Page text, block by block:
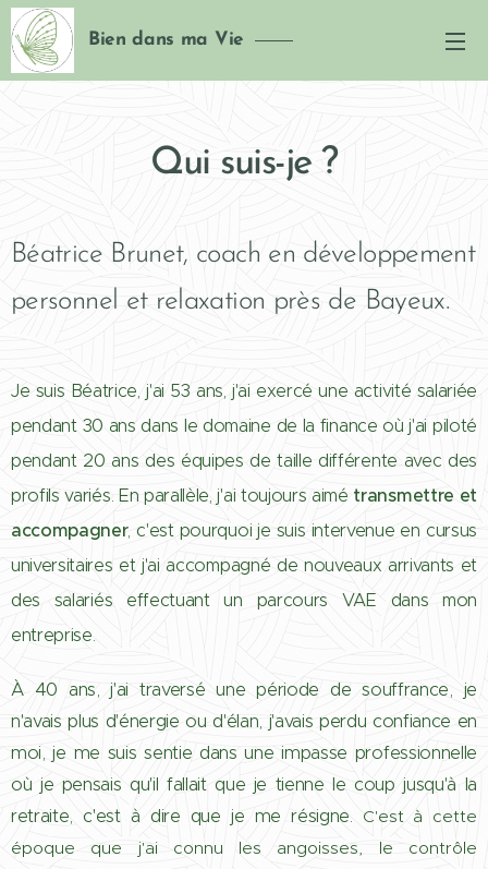
Bien dans ma Vie
Qui suis-je ?
Béatrice Brunet, coach en développement
personnel et relaxation près de Bayeux.
Je suis Béatrice, j'ai 53 ans, j'ai exercé une activité salariée
pendant 30 ans dans le domaine de la finance où j'ai piloté
pendant 20 ans des équipes de taille différente avec des
profils variés. En parallèle, j'ai toujours aimé transmettre et
accompagner, c'est pourquoi je suis intervenue en cursus
universitaires et j'ai accompagné de nouveaux arrivants et
des salariés effectuant un parcours VAE dans mon
entreprise.
À 40 ans, j'ai traversé une période de souffrance, je
n'avais plus d'énergie ou d'élan, j'avais perdu confiance en
moi, je me suis sentie dans une impasse professionnelle
où je pensais qu'il fallait que je tienne le coup jusqu'à la
retraite, c'est à dire que je me résigne. C'est à cette
époque que j'ai connu les angoisses, le contrôle